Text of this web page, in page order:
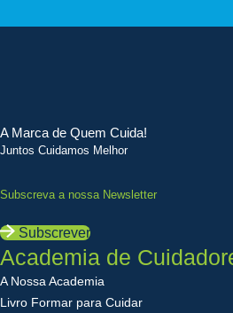
A Marca de Quem Cuida!
Juntos Cuidamos Melhor
Subscreva a nossa Newsletter
Subscrever
Academia de
A Nossa Academia
Livro Formar para Cuidar